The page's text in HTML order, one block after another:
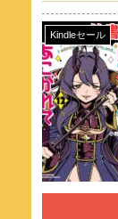
Kindleセール